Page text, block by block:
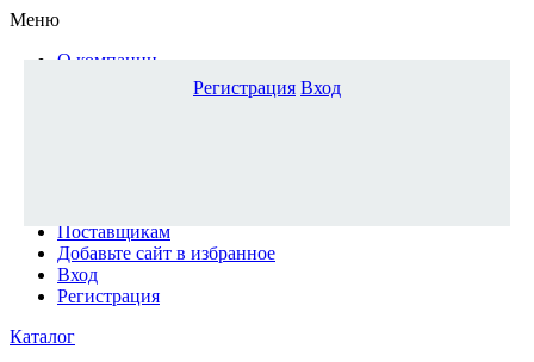
Меню
О компании
Доставка и оплата
Поставщикам
Добавьте сайт в избранное
Вход
Регистрация
Каталог
Регистрация Вход